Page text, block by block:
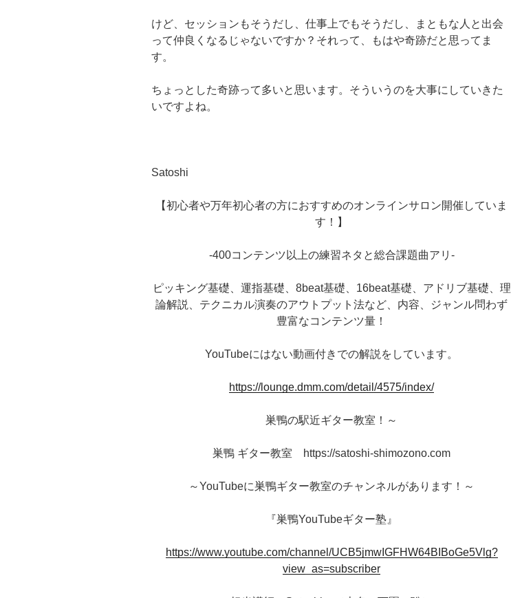
けど、セッションもそうだし、仕事上でもそうだし、まともな人と出会
って仲良くなるじゃないですか？それって、もはや奇跡だと思ってま
す。
ちょっとした奇跡って多いと思います。そういうのを大事にしていきた
いですよね。
Satoshi
【初心者や万年初心者の方におすすめのオンラインサロン開催していま
す！】
-400コンテンツ以上の練習ネタと総合課題曲アリ-
ピッキング基礎、運指基礎、8beat基礎、16beat基礎、アドリブ基礎、理
論解説、テクニカル演奏のアウトプット法など、内容、ジャンル問わず
豊富なコンテンツ量！
YouTubeにはない動画付きでの解説をしています。
https://lounge.dmm.com/detail/4575/index/
巣鴨の駅近ギター教室！～
巣鴨 ギター教室 https://satoshi-shimozono.com
～YouTubeに巣鴨ギター教室のチャンネルがあります！～
『巣鴨YouTubeギター塾』
https://www.youtube.com/channel/UCB5jmwIGFHW64BIBoGe5Vlg?
view_as=subscriber